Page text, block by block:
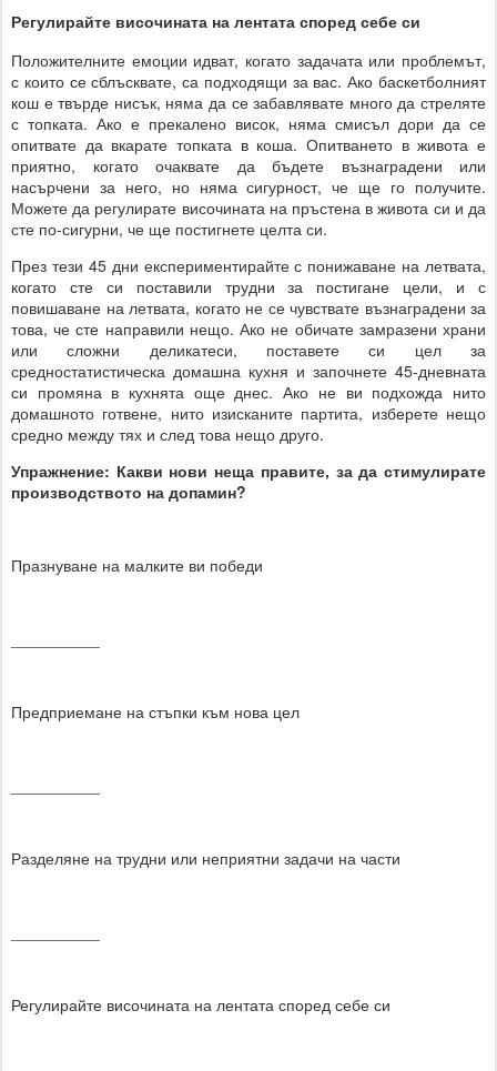
Регулирайте височината на лентата според себе си
Положителните емоции идват, когато задачата или проблемът,
с които се сблъсквате, са подходящи за вас. Ако баскетболният
кош е твърде нисък, няма да се забавлявате много да стреляте
с топката. Ако е прекалено висок, няма смисъл дори да се
опитвате да вкарате топката в коша. Опитването в живота е
приятно, когато очаквате да бъдете възнаградени или
насърчени за него, но няма сигурност, че ще го получите.
Можете да регулирате височината на пръстена в живота си и да
сте по-сигурни, че ще постигнете целта си.
През тези 45 дни експериментирайте с понижаване на летвата,
когато сте си поставили трудни за постигане цели, и с
повишаване на летвата, когато не се чувствате възнаградени за
това, че сте направили нещо. Ако не обичате замразени храни
или сложни деликатеси, поставете си цел за
средностатистическа домашна кухня и започнете 45-дневната
си промяна в кухнята още днес. Ако не ви подхожда нито
домашното готвене, нито изисканите партита, изберете нещо
средно между тях и след това нещо друго.
Упражнение: Какви нови неща правите, за да стимулирате
производството на допамин?
Празнуване на малките ви победи
Предприемане на стъпки към нова цел
Разделяне на трудни или неприятни задачи на части
Регулирайте височината на лентата според себе си